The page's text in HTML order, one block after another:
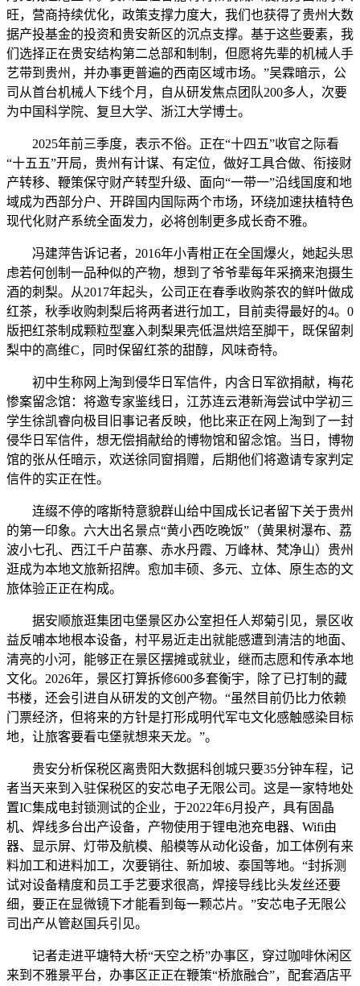
旺，营商持续优化，政策支撑力度大，我们也获得了贵州大数
据产投基金的投资和贵安新区的沉点支撑。基于这些要素，我
们选择正在贵安结构第二总部和制制，但愿将先辈的机械人手
艺带到贵州，并办事更普遍的西南区域市场。”吴霖暗示，公
司从首台机械人下线个月，自从研发焦点团队200多人，次要
为中国科学院、复旦大学、浙江大学博士。
2025年前三季度，表示不俗。正在“十四五”收官之际看
“十五五”开局，贵州有计谋、有定位，做好工具合做、衔接财
产转移、鞭策保守财产转型升级、面向“一带一”沿线国度和地
域成为西部分户、开辟国内国际两个市场，环绕加速扶植特色
现代化财产系统全面发力，必将创制更多成长奇不雅。
冯建萍告诉记者，2016年小青柑正在全国爆火，她起头思
虑若何创制一品种似的产物，想到了爷爷辈每年采摘来泡摄生
酒的刺梨。从2017年起头，公司正在春季收购茶农的鲜叶做成
红茶，秋季收购刺梨后将两者进行加工，目前卖得最好的4。0
版把红茶制成颗粒型塞入刺梨果壳低温烘焙至脚干，既保留刺
梨中的高维C，同时保留红茶的甜醇，风味奇特。
初中生称网上淘到侵华日军信件，内含日军欲捐献，梅花
惨案留念馆：将邀专家鉴线日，江苏连云港新海尝试中学初三
学生徐凯睿向极目旧事记者反映，他比来正在网上淘到了一封
侵华日军信件，想无偿捐献给的博物馆和留念馆。当日，博物
馆的张从任暗示，欢送徐同窗捐赠，后期他们将邀请专家判定
信件的实正在性。
连缀不停的喀斯特意貌群山给中国成长记者留下关于贵州
的第一印象。六大出名景点“黄小西吃晚饭”（黄果树瀑布、荔
波小七孔、西江千户苗寨、赤水丹霞、万峰林、梵净山）贵州
逛成为本地文旅新招牌。愈加丰硕、多元、立体、原生态的文
旅体验正正在构成。
据安顺旅逛集团屯堡景区办公室担任人郑菊引见，景区收
益反哺本地根本设备，村平易近走出就能感遭到清洁的地面、
清亮的小河，能够正在景区摆摊或就业，继而志愿和传承本地
文化。2026年，景区打算拆修600多套衡宇，除了已打制的藏
书楼，还会引进自从研发的文创产物。“虽然目前仍比力依赖
门票经济，但将来的方针是打形成明代军屯文化感触感染目标
地，让旅客要看屯堡就想来天龙。”。
贵安分析保税区离贵阳大数据科创城只要35分钟车程，记
者当天来到入驻保税区的安芯电子无限公司。这是一家特地处
置IC集成电封锁测试的企业，于2022年6月投产，具有固晶
机、焊线多台出产设备，产物使用于锂电池充电器、Wifi由
器、显示屏、灯带及航模、船模等从动化设备，加工体例有来
料加工和进料加工，次要销往、新加坡、泰国等地。“封拆测
试对设备精度和员工手艺要求很高，焊接导线比头发丝还要
细，要正在显微镜下才能看到每一颗芯片。”安芯电子无限公
司出产从管赵国兵引见。
记者走进平塘特大桥“天空之桥”办事区，穿过咖啡休闲区
来到不雅景平台，办事区正正在鞭策“桥旅融合”，配套酒店平